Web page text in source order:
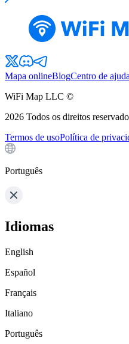
Mapa onlineBlogCentro de ajuda
WiFi Map LLC ©
2026 Todos os direitos
Termos de usoPolítica de
Português
Idiomas
English
Español
Français
Italiano
Português